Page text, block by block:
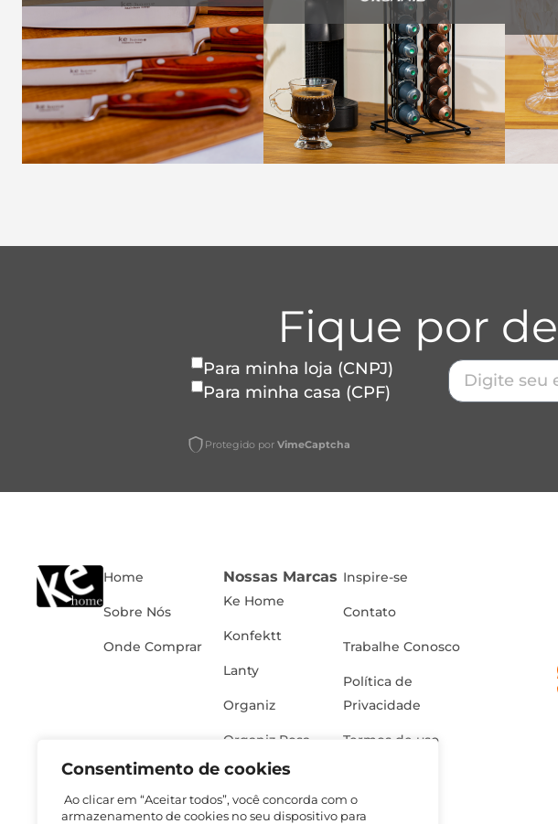
Consentimento de cookies
Ao clicar em “Aceitar todos”, você concorda com o
armazenamento de cookies no seu dispositivo para
Fique por
Para minha loja (CNPJ)
Para minha casa (CPF)
Protegido por VimeCaptcha
Home
Sobre Nós
Onde Comprar
Nossas Marcas
Ke Home
Konfektt
Lanty
Organiz
Organiz Rosa
Inspire-se
Contato
Trabalhe Conosco
Política de
Privacidade
Termos de uso